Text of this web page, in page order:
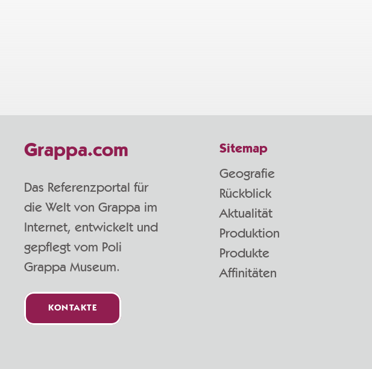
Grappa.com
Das Referenzportal für
die Welt von Grappa im
Internet, entwickelt und
gepflegt vom Poli
Grappa Museum.
KONTAKTE
Sitemap
Geografie
Rückblick
Aktualität
Produktion
Produkte
Affinitäten